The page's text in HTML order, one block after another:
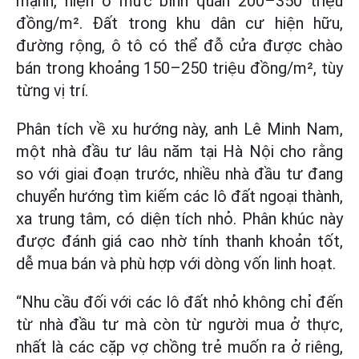
đồng/m². Đất trong khu dân cư hiện hữu,
đường rộng, ô tô có thể đỗ cửa được chào
bán trong khoảng 150–250 triệu đồng/m², tùy
từng vị trí.
Phân tích về xu hướng này, anh Lê Minh Nam,
một nhà đầu tư lâu năm tại Hà Nội cho rằng
so với giai đoạn trước, nhiều nhà đầu tư đang
chuyển hướng tìm kiếm các lô đất ngoại thành,
xa trung tâm, có diện tích nhỏ. Phân khúc này
được đánh giá cao nhờ tính thanh khoản tốt,
dễ mua bán và phù hợp với dòng vốn linh hoạt.
“Nhu cầu đối với các lô đất nhỏ không chỉ đến
từ nhà đầu tư mà còn từ người mua ở thực,
nhất là các cặp vợ chồng trẻ muốn ra ở riêng,